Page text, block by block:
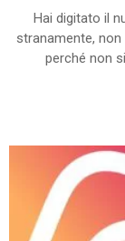
Hai digitato il
stranamente, non
perché non